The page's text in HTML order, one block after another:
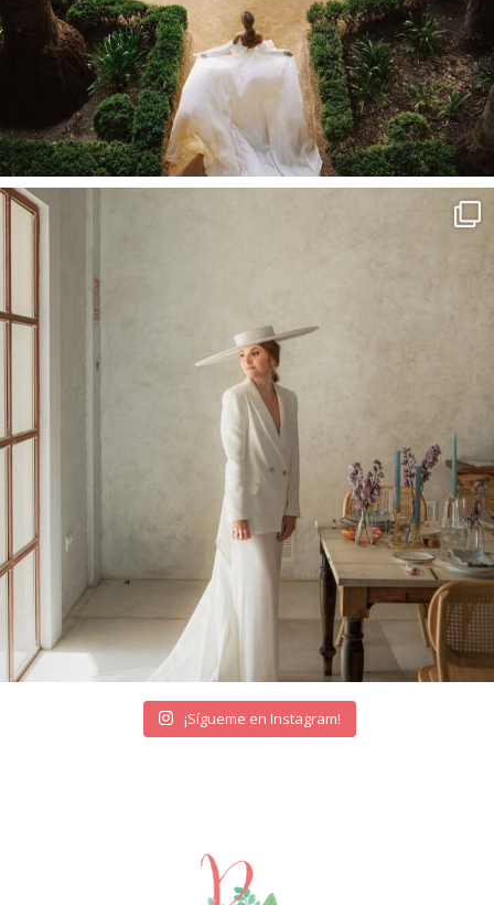
¡Sígueme en Instagram!